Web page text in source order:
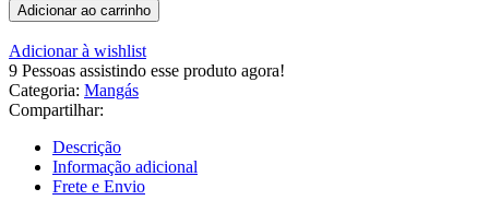
Adicionar ao carrinho
Adicionar à wishlist
9 Pessoas assistindo esse produto agora!
Categoria: Mangás
Compartilhar:
Descrição
Informação adicional
Frete e Envio